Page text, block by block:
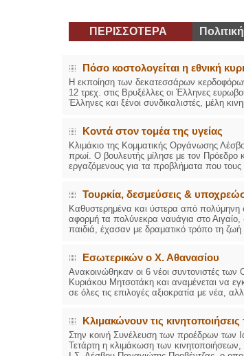
ΠΕΡΙΣΣΟΤΕΡΑ Πολιτική
Πόσο κοστολογείται η εθνική
Η εκποίηση των δεκατεσσάρων
12 τρεχ. στις Βρυξέλλες οι Έλληνες
Έλληνες και ξένοι συνδικαλιστές, μέλη
Κοντά στον τομέα της υγείας
Κλιμάκιο της Κομματικής Οργάνωσης
πρωί. Ο βουλευτής μίλησε με τον Πρόεδρο
εργαζόμενους για τα προβλήματα που
Τουρκία, δεσμεύσεις &
Καθυστερημένα και ύστερα από
αφορμή τα πολύνεκρα ναυάγια στο Αιγαίο,
παιδιά, έχασαν με δραματικό τρόπο τη
Εσωτερικών ο Χ. Αθανασίου
Ανακοινώθηκαν οι 6 νέοι συντονιστές
Κυριάκου Μητσοτάκη και αναμένεται να
σε όλες τις επιλογές αξιοκρατία με νέα,
Κλιμακώνουν τις κινητοποιήσεις
Στην κοινή Συνέλευση των προέδρων των
Τετάρτη η κλιμάκωση των